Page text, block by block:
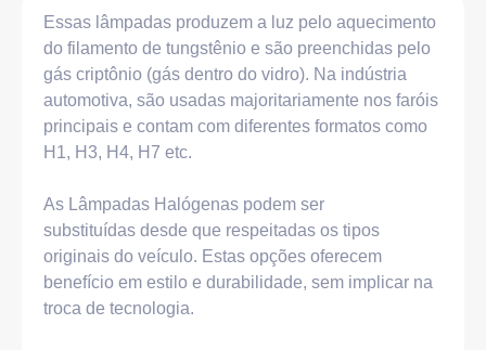
Essas lâmpadas produzem a luz pelo aquecimento
do filamento de tungstênio e são preenchidas pelo
gás criptônio (gás dentro do vidro). Na indústria
automotiva, são usadas majoritariamente nos faróis
principais e contam com diferentes formatos como
H1, H3, H4, H7 etc.
As Lâmpadas Halógenas podem ser
substituídas desde que respeitadas os tipos
originais do veículo. Estas opções oferecem
benefício em estilo e durabilidade, sem implicar na
troca de tecnologia.